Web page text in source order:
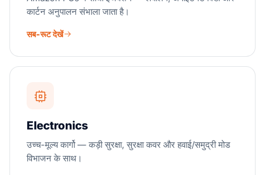
कार्टन अनुपालन संभाला जाता है।
सब-रूट देखें
Electronics
उच्च-मूल्य कार्गो — कड़ी सुरक्षा, सुरक्षा कवर और हवाई/समुद्री मोड
विभाजन के साथ।